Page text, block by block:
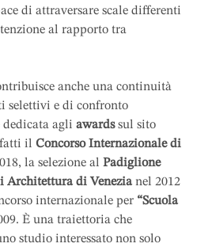
di attraversare scale differenti
al rapporto tra
anche una continuità
selettivi e di confronto
agli awardssul sito
il Concorso Internazionale di
la selezione al Padiglione
Architettura di Venezianel 2012
internazionale per “Scuola
È una traiettoria che
studio interessato non solo